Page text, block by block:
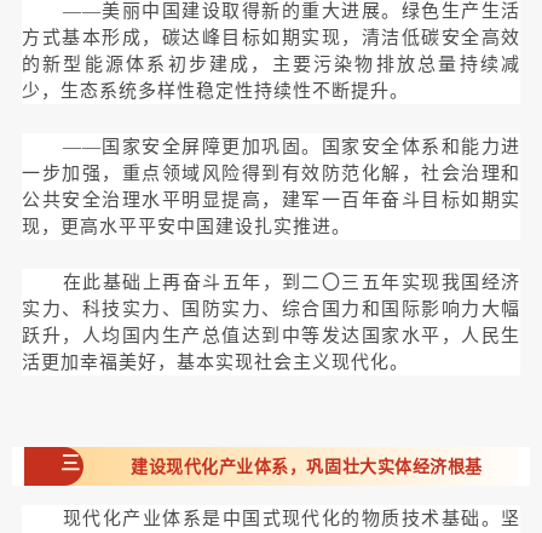
——美丽中国建设取得新的重大进展。绿色生产生活
方式基本形成，碳达峰目标如期实现，清洁低碳安全高效
的新型能源体系初步建成，主要污染物排放总量持续减
少，生态系统多样性稳定性持续性不断提升。
——国家安全屏障更加巩固。国家安全体系和能力进
一步加强，重点领域风险得到有效防范化解，社会治理和
公共安全治理水平明显提高，建军一百年奋斗目标如期实
现，更高水平平安中国建设扎实推进。
在此基础上再奋斗五年，到二〇三五年实现我国经济
实力、科技实力、国防实力、综合国力和国际影响力大幅
跃升，人均国内生产总值达到中等发达国家水平，人民生
活更加幸福美好，基本实现社会主义现代化。
三 建设现代化产业体系，巩固壮大实体经济根基
现代化产业体系是中国式现代化的物质技术基础。坚